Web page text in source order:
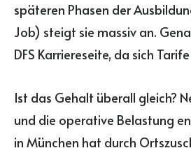
späteren Phasen der
Job) steigt sie massiv an.
DFS Karriereseite, da sich
Ist das Gehalt überall gleich?
und die operative Belastung
in München hat durch